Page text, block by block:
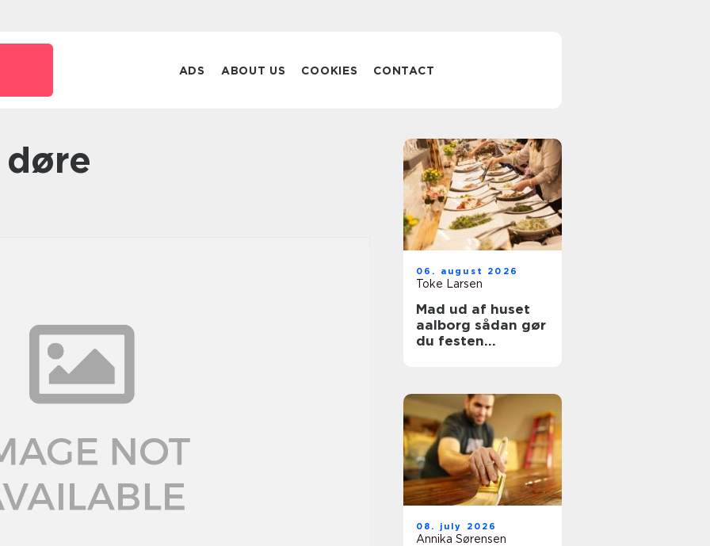
ADS ABOUT US COOKIES CONTACT
06. august 2026
Toke Larsen
Mad ud af huset
aalborg sådan gør
du festen
08. july 2026
Annika Sørensen